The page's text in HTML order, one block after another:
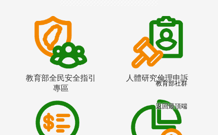
教育部全民安全指引
專區
人體研究倫理申訴
教育部社群
返回最頂端